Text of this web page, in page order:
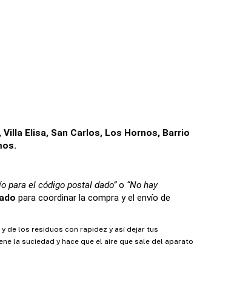
Elisa, San Carlos, Los Hornos, Barrio
para el código postal dado” o “No hay
para coordinar la compra y el envío de
de los residuos con rapidez y así dejar tus
la suciedad y hace que el aire que sale del aparato